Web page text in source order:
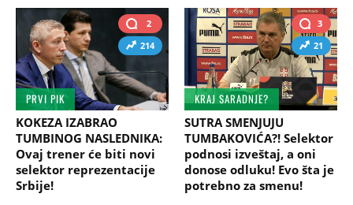
2
214
PRVI PIK
KOKEZA IZABRAO
TUMBINOG NASLEDNIKA:
Ovaj trener će biti novi
selektor reprezentacije
Srbije!
3
21
KRAJ SARADNJE?
SUTRA SMENJUJU
TUMBAKOVIĆA?! Selektor
podnosi izveštaj, a oni
donose odluku! Evo šta je
potrebno za smenu!